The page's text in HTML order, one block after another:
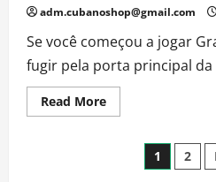
adm.cubanoshop@gmail.com
Se você começou a jogar
fugir pela porta principal da
Read MoreRead
more
escapar1 2